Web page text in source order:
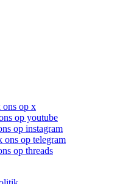
ons op x
op youtube
op instagram
ons op telegram
op threads